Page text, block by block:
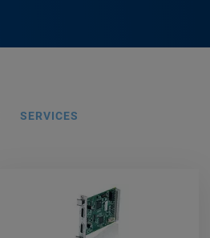
SERVICES